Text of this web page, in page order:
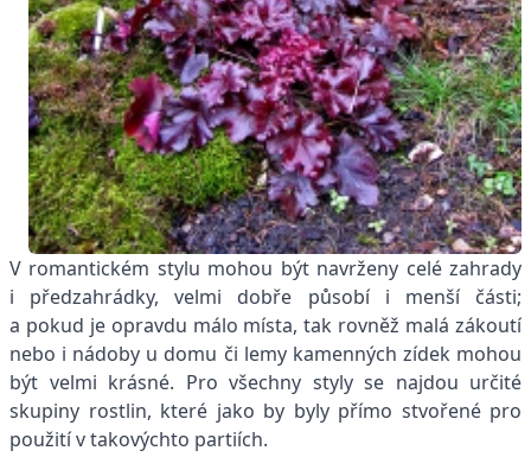
V romantickém stylu mohou být navrženy celé zahrady
i předzahrádky, velmi dobře působí i menší části;
a pokud je opravdu málo místa, tak rovněž malá zákoutí
nebo i nádoby u domu či lemy kamenných zídek mohou
být velmi krásné. Pro všechny styly se najdou určité
skupiny rostlin, které jako by byly přímo stvořené pro
použití v takovýchto partiích.